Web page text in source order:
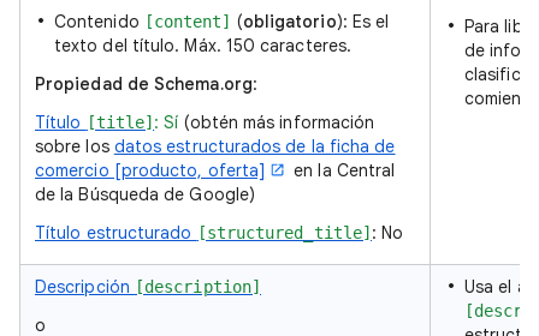
Contenido [content] (obligatorio): Es el
texto del título. Máx. 150 caracteres.
Propiedad de Schema.org:
Título
[title] : Sí (obtén más información
sobre los datos estructurados de la ficha de
comercio [producto, oferta]
en la Central
de la Búsqueda de Google)
Título estructurado
[structured_title] : No
Para
de
Descripción [description]
o
Usa el